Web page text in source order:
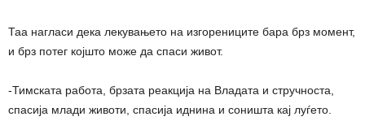
Таа нагласи дека лекувањето на изгорениците бара брз момент,
и брз потег којшто може да спаси живот.
-Тимската работа, брзата реакција на Владата и стручноста,
спасија млади животи, спасија иднина и соништа кај луѓето.